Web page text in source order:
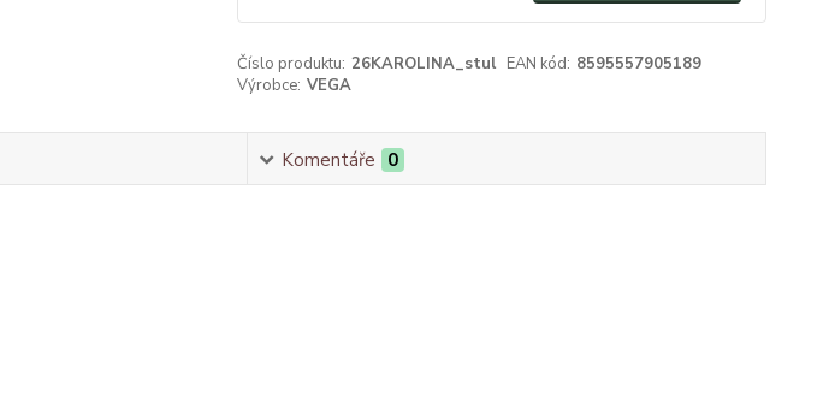
Číslo produktu: 26KAROLINA_stul EAN kód: 8595557905189
Výrobce: VEGA
Komentáře 0